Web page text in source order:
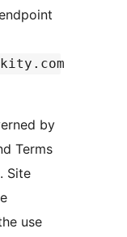
by
Terms
Site
use